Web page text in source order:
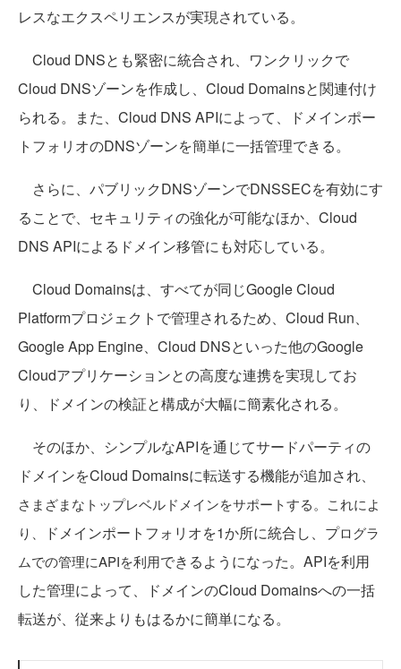
レスなエクスペリエンスが実現されている。
Cloud DNSとも緊密に統合され、ワンクリックで
Cloud DNSゾーンを作成し、Cloud Domainsと関連付け
られる。また、Cloud DNS APIによって、ドメインポー
トフォリオのDNSゾーンを簡単に一括管理できる。
さらに、パブリックDNSゾーンでDNSSECを有効にす
ることで、セキュリティの強化が可能なほか、Cloud
DNS APIによるドメイン移管にも対応している。
Cloud Domainsは、すべてが同じGoogle Cloud
Platformプロジェクトで管理されるため、Cloud Run、
Google App Engine、Cloud DNSといった他のGoogle
Cloudアプリケーションとの高度な連携を実現してお
り、ドメインの検証と構成が大幅に簡素化される。
そのほか、シンプルなAPIを通じてサードパーティの
ドメインをCloud Domainsに転送する機能が追加され、
さまざまなトップレベルドメインをサポートする。これによ
り、
ドメインポートフォリオを1か所に統合し、プログラ
ムでの管理にAPIを利用できるようになった。APIを利用
した管理によって、ドメインのCloud Domainsへの一括
転送が、従来よりもはるかに簡単になる。